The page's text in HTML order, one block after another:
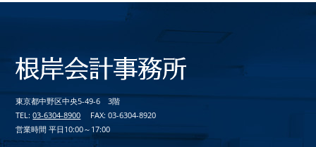
東京都中野区中央5-49-6 3階
TEL:03-6304-8900 FAX: 03-6304-8920
営業時間 平日10:00～17:00